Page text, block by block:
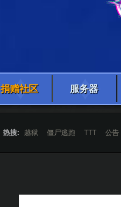
捐赠社区 服务器
热搜: 越狱 僵尸逃跑 TTT 公告